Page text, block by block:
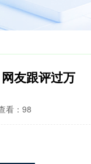
友跟评过万
看：98